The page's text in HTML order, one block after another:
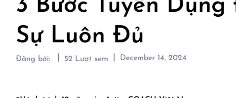
3 Bước Tuyển
Sự Luôn Đủ
Đăng bởi: 52 Lượt xem December 14, 2024